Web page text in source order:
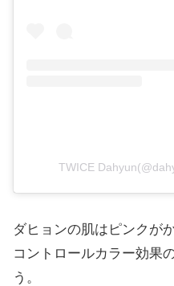
TWICE
ダヒョンの肌はピンクが
コントロールカラー効果
う。